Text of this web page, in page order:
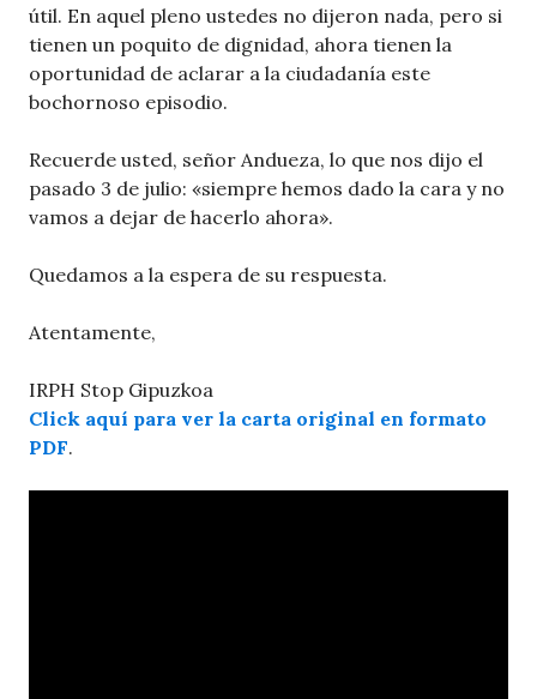
útil. En aquel pleno ustedes no dijeron nada, pero si
tienen un poquito de dignidad, ahora tienen la
oportunidad de aclarar a la ciudadanía este
bochornoso episodio.
Recuerde usted, señor Andueza, lo que nos dijo el
pasado 3 de julio: «siempre hemos dado la cara y no
vamos a dejar de hacerlo ahora».
Quedamos a la espera de su respuesta.
Atentamente,
IRPH Stop Gipuzkoa
Click aquí para ver la carta original en formato
PDF.